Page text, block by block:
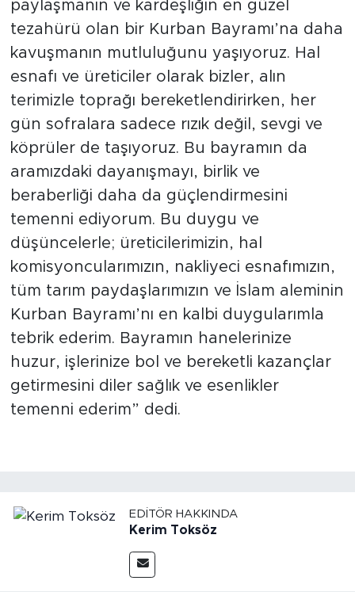
paylaşmanın ve kardeşliğin en güzel
tezahürü olan bir Kurban Bayramı’na daha
kavuşmanın mutluluğunu yaşıyoruz. Hal
esnafı ve üreticiler olarak bizler, alın
terimizle toprağı bereketlendirirken, her
gün sofralara sadece rızık değil, sevgi ve
köprüler de taşıyoruz. Bu bayramın da
aramızdaki dayanışmayı, birlik ve
beraberliği daha da güçlendirmesini
temenni ediyorum. Bu duygu ve
düşüncelerle; üreticilerimizin, hal
komisyoncularımızın, nakliyeci esnafımızın,
tüm tarım paydaşlarımızın ve İslam aleminin
Kurban Bayramı’nı en kalbi duygularımla
tebrik ederim. Bayramın hanelerinize
huzur, işlerinize bol ve bereketli kazançlar
getirmesini diler sağlık ve esenlikler
temenni ederim” dedi.
EDITÖR HAKKINDA
Kerim Toksöz